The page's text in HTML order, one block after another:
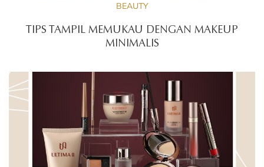
BEAUTY
TIPS TAMPIL MEMUKAU DENGAN MAKEUP
MINIMALIS